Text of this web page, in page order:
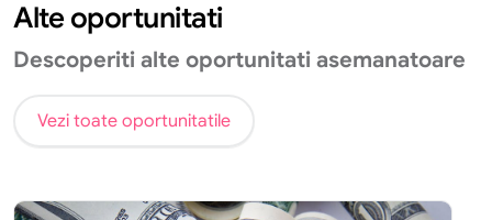
Alte oportunitati
Descoperiti alte oportunitati asemanatoare
Vezi toate oportunitatile